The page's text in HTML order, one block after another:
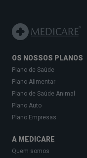
OS NOSSOS PLANOS
Plano de Saúde
Plano Alimentar
Plano de Saúde Animal
Plano Auto
Plano Empresas
A MEDICARE
Quem somos